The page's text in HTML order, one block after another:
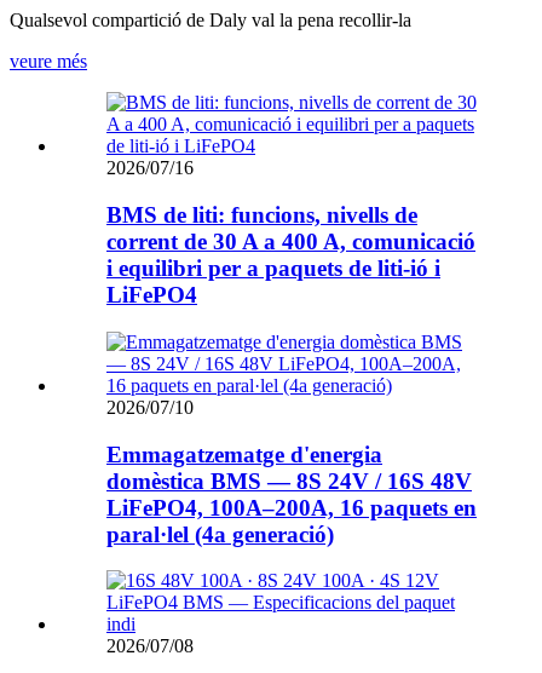
Qualsevol compartició de Daly val la pena recollir-la
veure més
2026/07/16
BMS de liti: funcions, nivells de
corrent de 30 A a 400 A, comunicació
i equilibri per a paquets de liti-ió i
LiFePO4
2026/07/10
Emmagatzematge d'energia
domèstica BMS — 8S 24V / 16S 48V
LiFePO4, 100A–200A, 16 paquets en
paral·lel (4a generació)
2026/07/08